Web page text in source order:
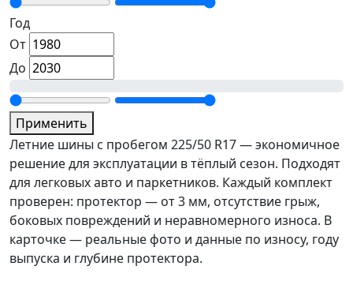
Год
От
До
Применить
Летние шины с пробегом 225/50 R17 — экономичное
решение для эксплуатации в тёплый сезон. Подходят
для легковых авто и паркетников. Каждый комплект
проверен: протектор — от 3 мм, отсутствие грыж,
боковых повреждений и неравномерного износа. В
карточке — реальные фото и данные по износу, году
выпуска и глубине протектора.